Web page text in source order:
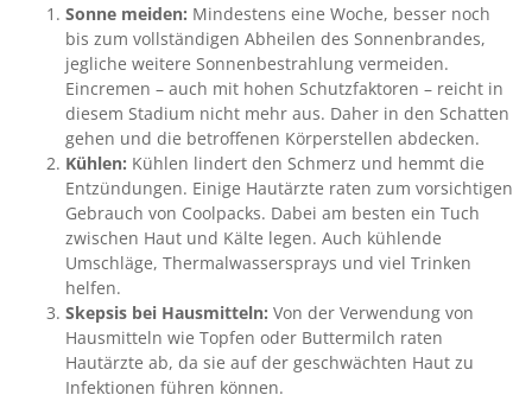
Sonne meiden: Mindestens eine Woche, besser noch
bis zum vollständigen Abheilen des Sonnenbrandes,
jegliche weitere Sonnenbestrahlung vermeiden.
Eincremen – auch mit hohen Schutzfaktoren – reicht in
diesem Stadium nicht mehr aus. Daher in den Schatten
gehen und die betroffenen Körperstellen abdecken.
Kühlen: Kühlen lindert den Schmerz und hemmt die
Entzündungen. Einige Hautärzte raten zum vorsichtigen
Gebrauch von Coolpacks. Dabei am besten ein Tuch
zwischen Haut und Kälte legen. Auch kühlende
Umschläge, Thermalwassersprays und viel Trinken
helfen.
Skepsis bei Hausmitteln: Von der Verwendung von
Hausmitteln wie Topfen oder Buttermilch raten
Hautärzte ab, da sie auf der geschwächten Haut zu
Infektionen führen können.